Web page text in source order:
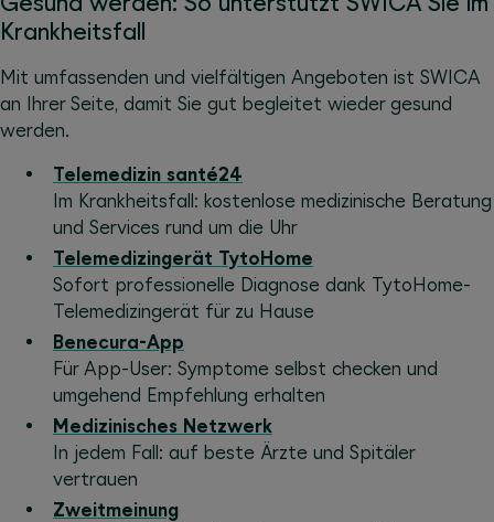
Krankheitsfall
Mit umfassenden und vielfältigen Angeboten ist SWICA
an Ihrer Seite, damit Sie gut begleitet wieder gesund
werden.
Telemedizin santé24
Im Krankheitsfall: kostenlose medizinische Beratung
und Services rund um die Uhr
Telemedizingerät TytoHome
Sofort professionelle Diagnose dank TytoHome-
Telemedizingerät für zu Hause
Benecura-App
Für App-User: Symptome selbst checken und
umgehend Empfehlung erhalten
Medizinisches Netzwerk
In jedem Fall: auf beste Ärzte und Spitäler
vertrauen
Zweitmeinung